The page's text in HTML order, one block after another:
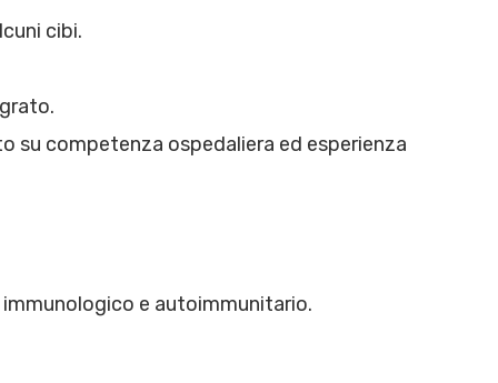
cibi.
su competenza ospedaliera ed esperienza
e autoimmunitario.